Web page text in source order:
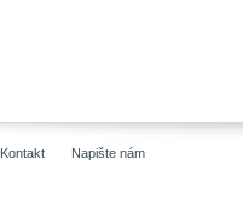
Kontakt Napište nám